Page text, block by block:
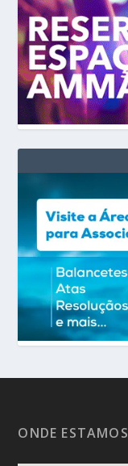
ONDE ESTAMOS